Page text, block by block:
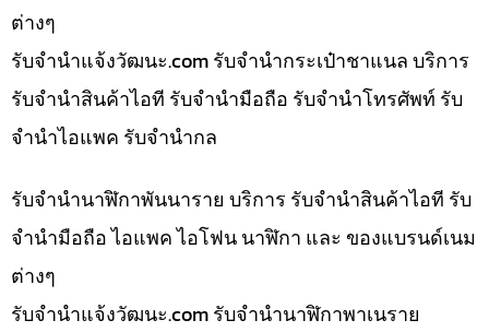
ต่างๆ
รับจํานําแจ้งวัฒนะ.com รับจำนำกระเป๋าชาแนล บริการ
รับจำนำสินค้าไอที รับจำนำมือถือ รับจำนำโทรศัพท์ รับ
จำนำไอแพค รับจำนำกล
รับจำนำนาฬิกาพันนาราย บริการ รับจำนำสินค้าไอที รับ
จำนำมือถือ ไอแพค ไอโฟน นาฬิกา และ ของแบรนด์เนม
ต่างๆ
รับจํานําแจ้งวัฒนะ.com รับจำนำนาฬิกาพาเนราย